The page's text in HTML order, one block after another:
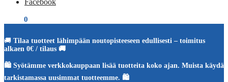
0
🚚 Tilaa tuotteet lähimpään noutopisteeseen edullisesti – toimitus
alkaen 0€ / tilaus 🚚
🛍️ Syötämme verkkokauppaan lisää tuotteita koko ajan. Muista käydä
tarkistamassa uusimmat tuotteemme. 🛍️